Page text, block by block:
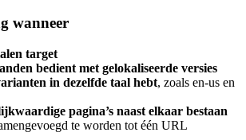
wanneer
target
bedient met gelokaliseerde versies
in dezelfde taal hebt, zoals en-us en
pagina’s naast elkaar bestaan
te worden tot één URL